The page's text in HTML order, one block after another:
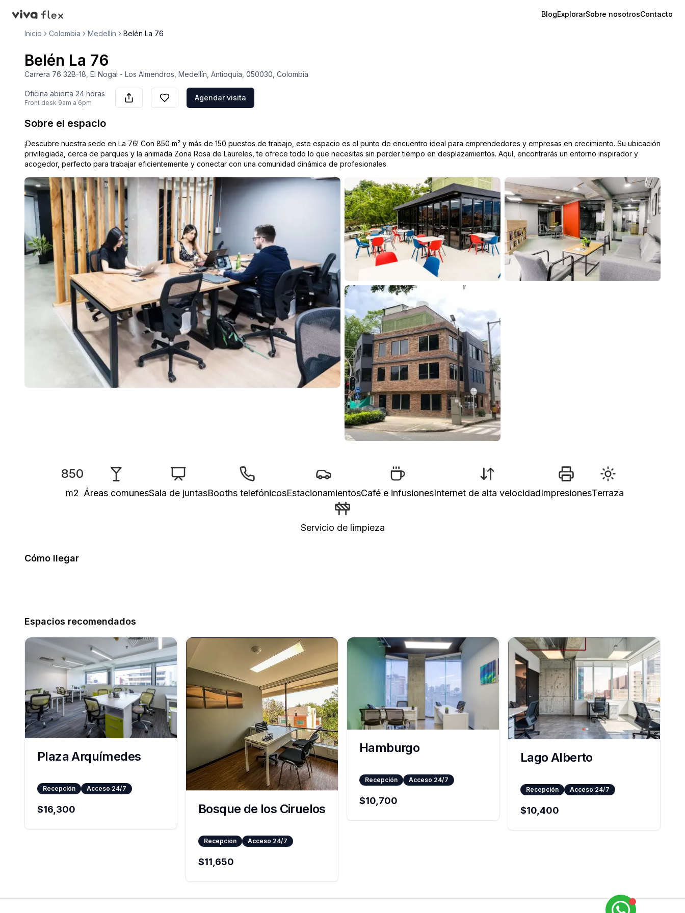
VivaFlex
BlogExplorarSobre nosotrosContacto
Inicio Colombia Medellín Belén La 76
Belén La 76
Carrera 76 32B-18, El Nogal - Los Almendros, Medellín, Antioquia, 050030, Colombia
Oficina abierta 24 horas
Front desk 9am a 6pm
Agendar visita
Sobre el espacio
¡Descubre nuestra sede en La 76! Con 850 m² y más de 150 puestos de trabajo, este espacio es el punto de encuentro ideal para emprendedores y empresas en crecimiento. Su ubicación
privilegiada, cerca de parques y la animada Zona Rosa de Laureles, te ofrece todo lo que necesitas sin perder tiempo en desplazamientos. Aquí, encontrarás un entorno inspirador y
acogedor, perfecto para trabajar eficientemente y conectar con una comunidad dinámica de profesionales.
850
m2 Áreas comunesSala de juntasBooths telefónicosEstacionamientosCafé e infusionesInternet de alta velocidadImpresionesTerraza
Servicio de limpieza
Cómo llegar
Espacios recomendados
Plaza Arquímedes
Recepción Acceso 24/7
$16,300 Bosque de los Ciruelos
Recepción Acceso 24/7
$11,650
Hamburgo
Recepción Acceso 24/7
$10,700
Lago Alberto
Recepción Acceso 24/7
$10,400